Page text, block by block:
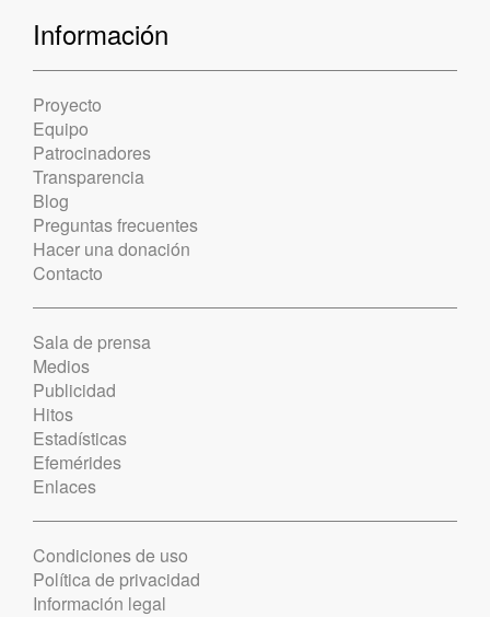
Información
Proyecto
Equipo
Patrocinadores
Transparencia
Blog
Preguntas frecuentes
Hacer una donación
Contacto
Sala de prensa
Medios
Publicidad
Hitos
Estadísticas
Efemérides
Enlaces
Condiciones de uso
Política de privacidad
Información legal